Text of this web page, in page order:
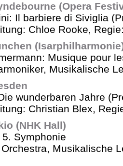
(Opera
Il barbiere di Siviglia
Chloe Rooke,
Musique pour
Musikalische
wunderbaren Jahre
Christian Blex,
(NHK Hall)
Symphonie
Musikalische